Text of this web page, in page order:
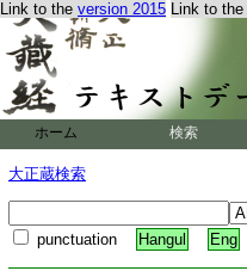
Link to the version 2015 Link to the
ホーム 検索
大正蔵検索
punctuation Hangul Eng